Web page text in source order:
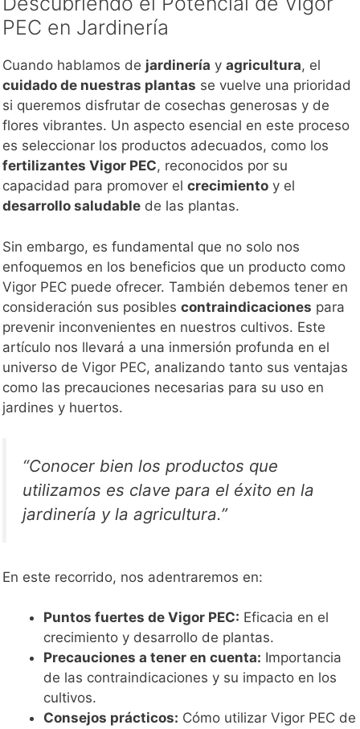
PEC en Jardinería
Cuando hablamos de jardinería y agricultura, el
cuidado de nuestras plantas se vuelve una prioridad
si queremos disfrutar de cosechas generosas y de
flores vibrantes. Un aspecto esencial en este proceso
es seleccionar los productos adecuados, como los
fertilizantes Vigor PEC, reconocidos por su
capacidad para promover el crecimiento y el
desarrollo saludable de las plantas.
Sin embargo, es fundamental que no solo nos
enfoquemos en los beneficios que un producto como
Vigor PEC puede ofrecer. También debemos tener en
consideración sus posibles contraindicaciones para
prevenir inconvenientes en nuestros cultivos. Este
artículo nos llevará a una inmersión profunda en el
universo de Vigor PEC, analizando tanto sus ventajas
como las precauciones necesarias para su uso en
jardines y huertos.
“Conocer bien los productos que
utilizamos es clave para el éxito en la
jardinería y la agricultura.”
En este recorrido, nos adentraremos en:
Puntos fuertes de Vigor PEC: Eficacia en el
crecimiento y desarrollo de plantas.
Precauciones a tener en cuenta: Importancia
de las contraindicaciones y su impacto en los
cultivos.
Consejos prácticos: Cómo utilizar Vigor PEC de